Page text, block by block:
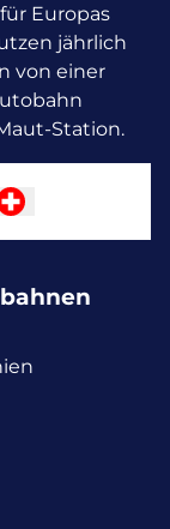
Europas
jährlich
von einer
Station.